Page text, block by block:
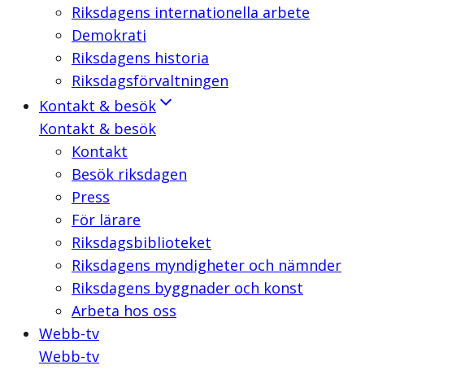
Riksdagens internationella arbete
Demokrati
Riksdagens historia
Riksdagsförvaltningen
Kontakt & besök
Kontakt & besök
Kontakt
Besök riksdagen
Press
För lärare
Riksdagsbiblioteket
Riksdagens myndigheter och nämnder
Riksdagens byggnader och konst
Arbeta hos oss
Webb-tv
Webb-tv